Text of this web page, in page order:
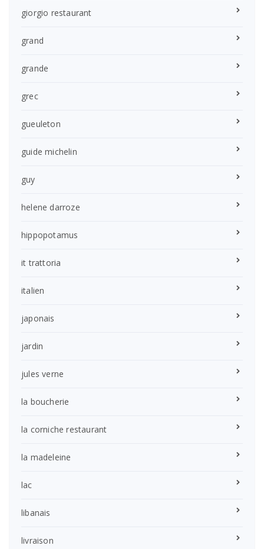
giorgio restaurant
grand
grande
grec
gueuleton
guide michelin
guy
helene darroze
hippopotamus
it trattoria
italien
japonais
jardin
jules verne
la boucherie
la corniche restaurant
la madeleine
lac
libanais
livraison